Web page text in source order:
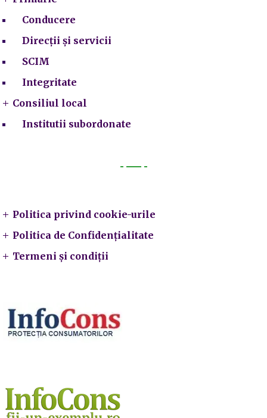
Conducere
Direcții și servicii
SCIM
Integritate
Consiliul local
Institutii subordonate
Politica privind cookie-urile
Politica de Confidențialitate
Termeni și condiții